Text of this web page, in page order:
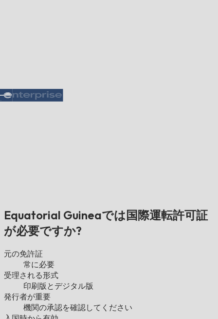
Equatorial Guineaでは国際運転許可証
が必要ですか?
元の免許証
常に必要
受理される形式
印刷版とデジタル版
発行者が重要
機関の承認を確認してください